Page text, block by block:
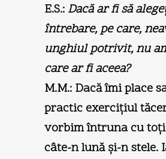
E.S.: Dacă ar fi să
întrebare, pe care,
unghiul potrivit, nu
care ar fi aceea?
M.M.: Dacă îmi place
practic exerciţiul
vorbim întruna cu
câte-n lună şi-n stele.